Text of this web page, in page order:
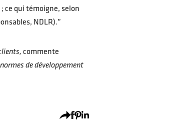
ce qui témoigne, selon
NDLR).”
commente
de développement